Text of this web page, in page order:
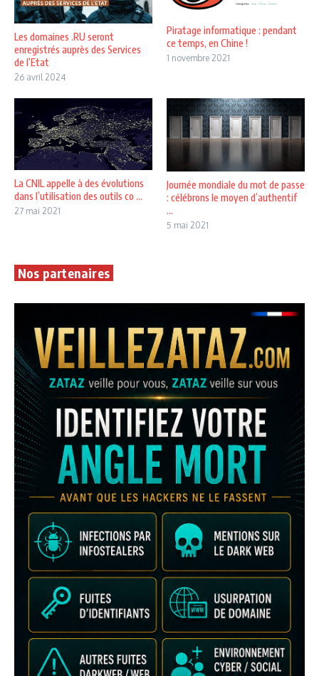
Les domaines .RU seront
enregistrés auprès des Services
de l’Etat
26 avril 2024
Piratage informatique : pendant
ce temps, en Chine !
1 novembre 2021
La CNIL appelle à des évolutions
dans l’utilisation des outils co ...
27 mai 2021
Journée mondiale du mot de passe
: célébrons le moyen d’authentif
...
5 mai 2021
Nos partenaires